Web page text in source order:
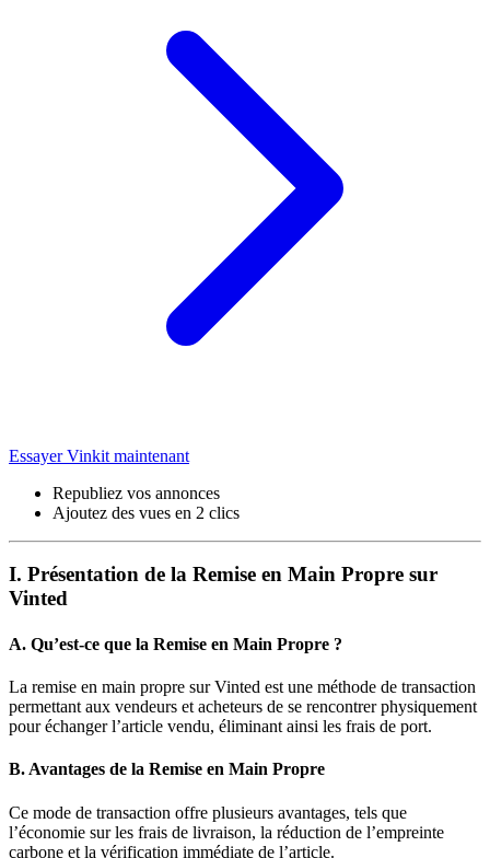
Essayer Vinkit maintenant
Republiez vos annonces
Ajoutez des vues en 2 clics
I. Présentation de la Remise en Main Propre sur
Vinted
A. Qu’est-ce que la Remise en Main Propre ?
La remise en main propre sur Vinted est une méthode de transaction
permettant aux vendeurs et acheteurs de se rencontrer physiquement
pour échanger l’article vendu, éliminant ainsi les frais de port.
B. Avantages de la Remise en Main Propre
Ce mode de transaction offre plusieurs avantages, tels que
l’économie sur les frais de livraison, la réduction de l’empreinte
carbone et la vérification immédiate de l’article.